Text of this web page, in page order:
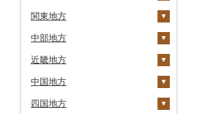
八雲町
鹿部町
江差町
白老町
せたな町
青森県
十和田市
大鰐町
南部町
五戸町
岩手県
宮古市
軽米町
岩手町
宮城県
柴田町
色麻町
秋田県
大潟村
山形県
関東地方
茨城県
土浦市
取手市
つくば市
栃木県
那須塩原市
市貝町
群馬県
榛東村
埼玉県
中部地方
新潟県
十日町市
弥彦村
富山県
射水市
石川県
近畿地方
三重県
鈴鹿市
滋賀県
中国地方
鳥取県
四国地方